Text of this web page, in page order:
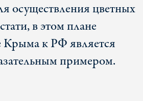
осуществления цветных
в этом плане
Крыма к РФ является
примером.